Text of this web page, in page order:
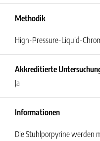
Methodik
High-Pressure-Liquid-
Akkreditierte
Ja
Informationen
Die Stuhlporpyrine werden